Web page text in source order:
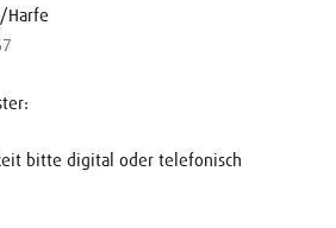
Harfe
bitte digital oder telefonisch